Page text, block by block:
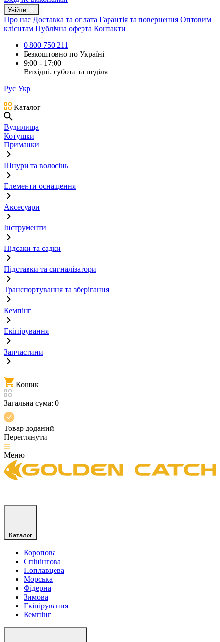
Увійти
Про нас Доставка та оплата Гарантія та повернення Оптовим
клієнтам Публічна оферта Контакти
0 800 750 211
Безкоштовно по Україні
9:00 - 17:00
Вихідні: субота та неділя
Рус Укр
Каталог
Вудилища
Котушки
Приманки
Шнури та волосінь
Елементи оснащення
Аксесуари
Інструменти
Підсаки та садки
Підставки та сигналізатори
Транспортування та зберігання
Кемпінг
Екіпірування
Запчастини
Кошик
Загальна сума: 0
Товар доданий
Переглянути
Меню
Каталог
Коропова
Спінінгова
Поплавцева
Морська
Фідерна
Зимова
Екіпірування
Кемпінг